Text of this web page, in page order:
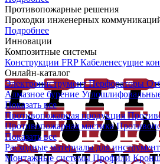
Противопожарные решения
Проходки инженерных
Подробнее
Инновации
Композитные системы
Конструкции FRPКабеленесущие
Онлайн-каталог
ЭлектроинструментПерфораторы
Алмазное бурение
Показать все
Противопожарная продукция
Противопожарная мастика
Показать все
Расходные материалы для
Монтажные системы Профили